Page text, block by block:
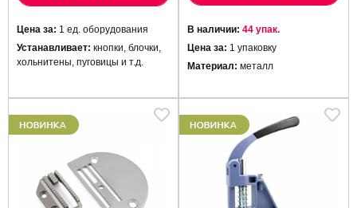
Цена за: 1 ед. оборудования
Устанавливает: кнопки, блочки,
хольнитены, пуговицы и т.д.
В наличии: 44 упак.
Цена за: 1 упаковку
Материал: металл